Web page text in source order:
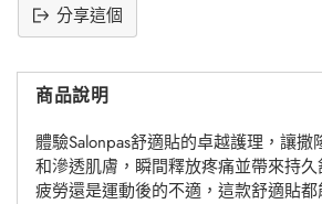
分享這個
產
商品說明
體驗Salonpas舒適貼的卓越護理，讓
和滲透肌膚，瞬間釋放疼痛並帶來持
疲勞還是運動後的不適，這款舒適貼